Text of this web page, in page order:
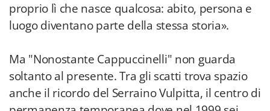
proprio lì che nasce qualcosa: abito, persona e
luogo diventano parte della stessa storia».
Ma "Nonostante Cappuccinelli" non guarda
soltanto al presente. Tra gli scatti trova spazio
anche il ricordo del Serraino Vulpitta, il centro di